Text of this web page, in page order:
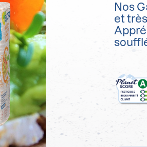
Nos
et